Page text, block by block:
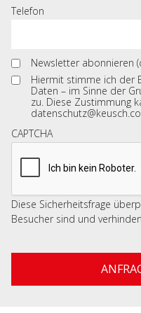
Telefon
Newsletter abonnieren
Hiermit stimme ich der
Daten – im Sinne der
zu. Diese Zustimmung
CAPTCHA
Diese Sicherheitsfrage
Besucher sind und